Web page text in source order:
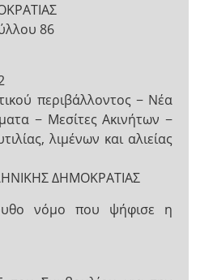
86
περιβάλλοντος − Νέα
− Μεσίτες Ακινήτων −
λιμένων και αλιείας
ΔΗΜΟΚΡΑΤΙΑΣ
νόμο που ψήφισε η